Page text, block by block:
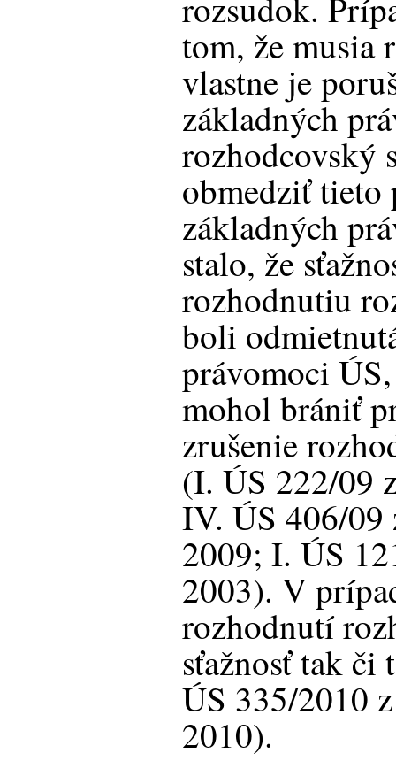
tom, že musia
vlastne je
základných
rozhodcovský
obmedziť tieto
základných
stalo, že
rozhodnutiu
boli
právomoci
mohol brániť
zrušenie
(I. ÚS 222/09
IV. ÚS 406/09
2009; I. ÚS
2003). V
rozhodnutí
sťažnosť tak
ÚS 335/2010
2010).